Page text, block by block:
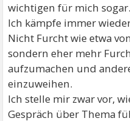
wichtigen für mich sogar.
Ich kämpfe immer
Nicht Furcht wie etwa
sondern eher mehr
aufzumachen und
einzuweihen.
Ich stelle mir zwar vor,
Gespräch über Thema